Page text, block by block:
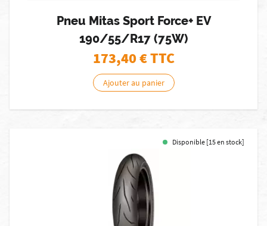
Pneu Mitas Sport Force+ EV
190/55/R17 (75W)
173,40€ TTC
Ajouter au panier
Disponible [15 en stock]